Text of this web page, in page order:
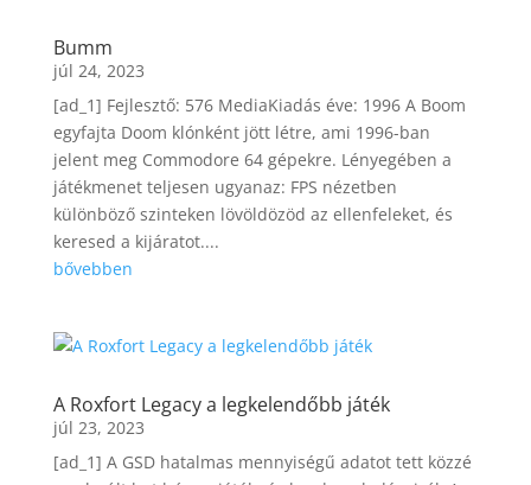
Bumm
júl 24, 2023
[ad_1] Fejlesztő: 576 MediaKiadás éve: 1996 A Boom
egyfajta Doom klónként jött létre, ami 1996-ban
jelent meg Commodore 64 gépekre. Lényegében a
játékmenet teljesen ugyanaz: FPS nézetben
különböző szinteken lövöldözöd az ellenfeleket, és
keresed a kijáratot....
bővebben
A Roxfort Legacy a legkelendőbb játék
júl 23, 2023
[ad_1] A GSD hatalmas mennyiségű adatot tett közzé